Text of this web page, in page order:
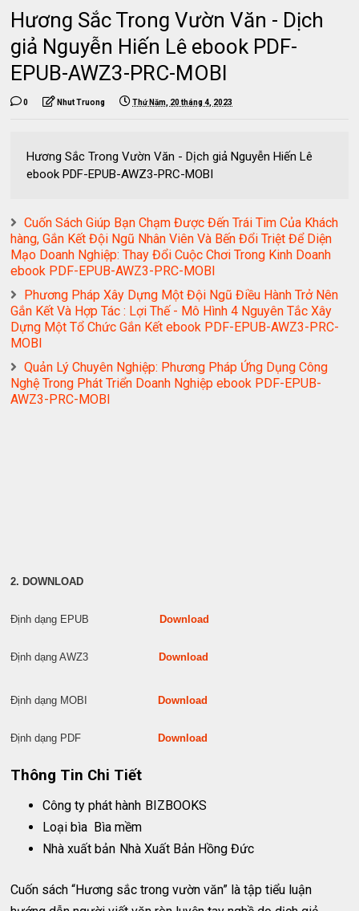
Hương Sắc Trong Vườn Văn - Dịch
giả Nguyễn Hiến Lê ebook PDF-
EPUB-AWZ3-PRC-MOBI
0 Nhut Truong Thứ Năm, 20 tháng 4, 2023
Hương Sắc Trong Vườn Văn - Dịch giả Nguyễn Hiến Lê
ebook PDF-EPUB-AWZ3-PRC-MOBI
Cuốn Sách Giúp Bạn Chạm Được Đến Trái Tim Của Khách
hàng, Gắn Kết Đội Ngũ Nhân Viên Và Bến Đổi Triệt Để Diện
Mạo Doanh Nghiệp: Thay Đổi Cuộc Chơi Trong Kinh Doanh
ebook PDF-EPUB-AWZ3-PRC-MOBI
Phương Pháp Xây Dựng Một Đội Ngũ Điều Hành Trở Nên
Gắn Kết Và Hợp Tác : Lợi Thế - Mô Hình 4 Nguyên Tắc Xây
Dựng Một Tổ Chức Gắn Kết ebook PDF-EPUB-AWZ3-PRC-
MOBI
Quản Lý Chuyên Nghiệp: Phương Pháp Ứng Dụng Công
Nghệ Trong Phát Triển Doanh Nghiệp ebook PDF-EPUB-
AWZ3-PRC-MOBI
2. DOWNLOAD
Định dạng EPUB Download
Định dạng AWZ3 Download
Định dạng MOBI Download
Định dạng PDF Download
Thông Tin Chi Tiết
Công ty phát hành BIZBOOKS
Loại bìa Bìa mềm
Nhà xuất bản Nhà Xuất Bản Hồng Đức
Cuốn sách “Hương sắc trong vườn văn” là tập tiểu luận